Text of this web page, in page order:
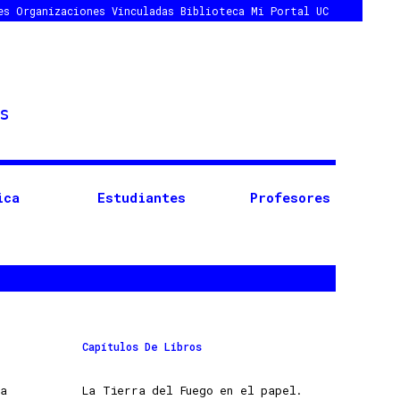
Organizaciones Vinculadas Biblioteca Mi Portal UC
Estudiantes Profesores
Capítulos De Libros
La Tierra del Fuego en el papel.